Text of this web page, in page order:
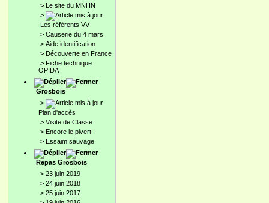
> Le site du MNHN
>
Les référents VV
> Causerie du 4 mars
> Aide identification
> Découverte en France
> Fiche technique
OPIDA
Grosbois
>
Plan d'accès
> Visite de Classe
> Encore le pivert !
> Essaim sauvage
Repas Grosbois
> 23 juin 2019
> 24 juin 2018
> 25 juin 2017